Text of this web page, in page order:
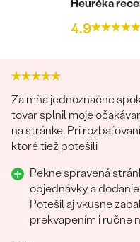
Heuréka
4.9
Za mňa jednoznačne
tovar splnil moje
na stránke. Pri
ktoré tiež potešili
Pekne spravená
objednávky a
Potešil aj vkusne
prekvapením i ručne